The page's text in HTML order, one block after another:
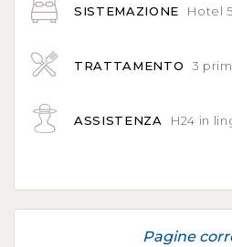
SISTEMAZIONE Hotel
TRATTAMENTO 3
ASSISTENZA H24 in
Pagine